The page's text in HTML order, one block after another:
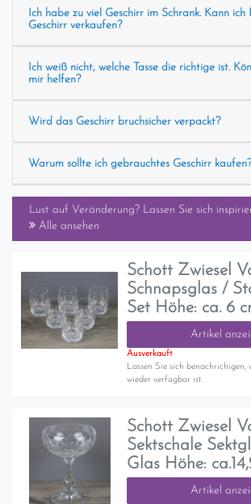
Ich habe zu viel Geschirr im Schrank. Kann ich
Geschirr verkaufen?
Ich weiß nicht, welche Tasse die richtige ist.
mir helfen?
Wird das Geschirr bruchsicher verpackt?
Warum sollte ich gebrauchtes Geschirr kaufen?
Lust auf Veränderung? Lassen Sie sich
Alle ansehen
Schott Zwiesel
Schnapsglas /
Set Höhe: ca. 6
Artikel
Ausverkauft
Lassen Sie sich benachrichigen,
wieder verfügbar ist.
Schott Zwiesel
Sektschale
Glas Höhe:
Artikel